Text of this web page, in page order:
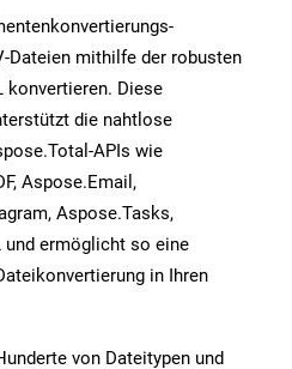
Dateien mithilfe der robusten
konvertieren. Diese
die nahtlose
APIs wie
Aspose.Email,
Aspose.Tasks,
und ermöglicht so eine
in Ihren
von Dateitypen und